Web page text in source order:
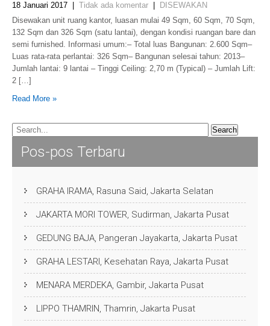
18 Januari 2017 Tidak ada komentar
DISEWAKAN
Disewakan unit ruang kantor, luasan mulai 49 Sqm, 60 Sqm, 70 Sqm,
132 Sqm dan 326 Sqm (satu lantai), dengan kondisi ruangan bare dan
semi furnished. Informasi umum:– Total luas Bangunan: 2.600 Sqm–
Luas rata-rata perlantai: 326 Sqm– Bangunan selesai tahun: 2013–
Jumlah lantai: 9 lantai – Tinggi Ceiling: 2,70 m (Typical) – Jumlah Lift:
2 […]
Read More »
Pos-pos Terbaru
GRAHA IRAMA, Rasuna Said, Jakarta Selatan
JAKARTA MORI TOWER, Sudirman, Jakarta Pusat
GEDUNG BAJA, Pangeran Jayakarta, Jakarta Pusat
GRAHA LESTARI, Kesehatan Raya, Jakarta Pusat
MENARA MERDEKA, Gambir, Jakarta Pusat
LIPPO THAMRIN, Thamrin, Jakarta Pusat